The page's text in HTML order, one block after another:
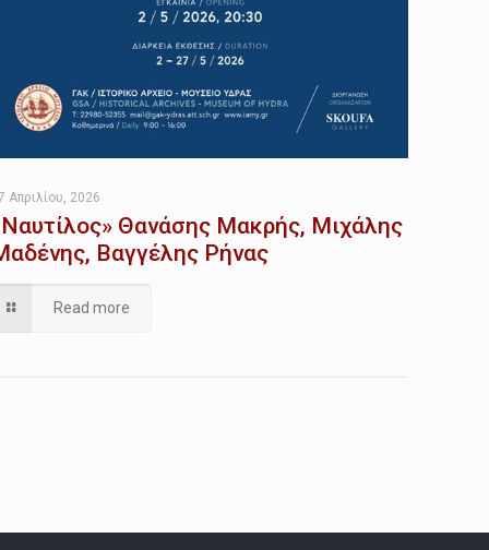
Απριλίου, 2026
Θανάσης Μακρής, Μιχάλης
Βαγγέλης Ρήνας
Read more